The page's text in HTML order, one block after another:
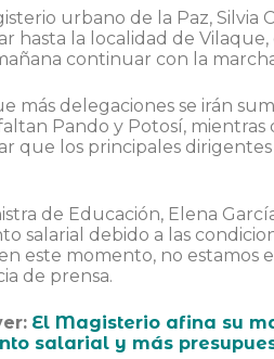
urbano de la Paz, Silvia
hasta la localidad de
continuar con la
más delegaciones se irán
Pando y Potosí,
que los principales
de Educación, Elena
salarial debido a las
este momento, no estamos
de prensa.
El Magisterio afina su
salarial y más